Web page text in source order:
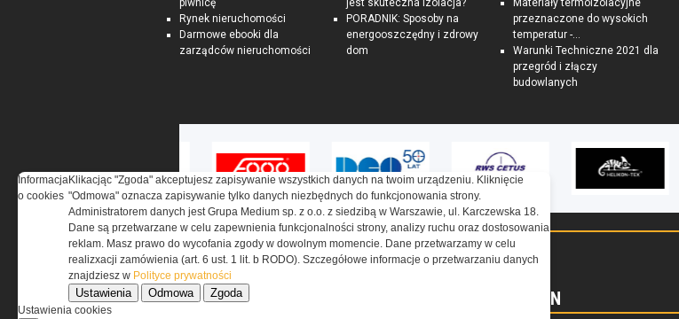
piwnicę
Rynek nieruchomości
Darmowe ebooki dla
zarządców nieruchomości
jest skuteczna izolacja?
PORADNIK: Sposoby na
energooszczędny i zdrowy
dom
Materiały termoizolacyjne
przeznaczone do wysokich
temperatur -...
Warunki Techniczne 2021 dla
przegród i złączy
budowlanych
O NAS REGULAMIN
Informacja
o cookies
Klikacjąc "Zgoda" akceptujesz zapisywanie wszystkich danych na twoim urządzeniu. Kliknięcie
"Odmowa" oznacza zapisywanie tylko danych niezbędnych do funkcjonowania strony.
Administratorem danych jest Grupa Medium sp. z o.o. z siedzibą w Warszawie, ul. Karczewska 18.
Dane są przetwarzane w celu zapewnienia funkcjonalności strony, analizy ruchu oraz dostosowania
reklam. Masz prawo do wycofania zgody w dowolnym momencie. Dane przetwarzamy w celu
realizxacji zamówienia (art. 6 ust. 1 lit. b RODO). Szczegółowe informacje o przetwarzaniu danych
znajdziesz w Polityce prywatności
Ustawienia Odmowa Zgoda
Ustawienia cookies